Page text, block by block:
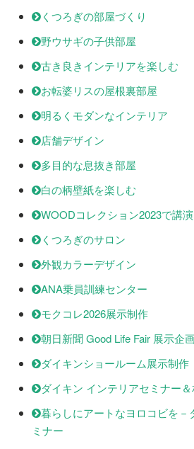
くつろぎの部屋づくり
野ウサギの子供部屋
古き良きインテリアを楽しむ
お転婆リスの屋根裏部屋
明るくモダンなインテリア
店舗デザイン
多目的な息抜き部屋
白の柄壁紙を楽しむ
WOODコレクション2023で講演
くつろぎのサロン
外観カラーデザイン
ANA乗員訓練センター
モクコレ2026展示制作
朝日新聞 Good Life Fair 展示企
ダイキンショールーム展示制作
ダイキン インテリアセミナー
暮らしにアートなヨロコビを－
ミナー